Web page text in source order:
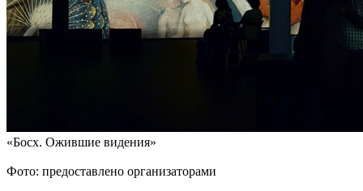
«Босх. Ожившие видения»
Фото: предоставлено организаторами